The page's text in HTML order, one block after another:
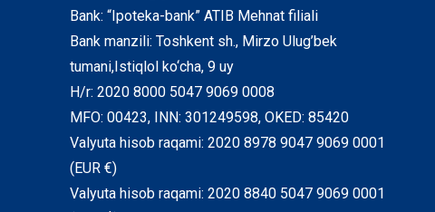
Bank: “Ipoteka-bank” ATIB Mehnat filiali
Bank manzili: Toshkent sh., Mirzo Ulug’bek
tumani,Istiqlol ko‘cha, 9 uy
H/r: 2020 8000 5047 9069 0008
MFO: 00423, INN: 301249598, OKED: 85420
Valyuta hisob raqami: 2020 8978 9047 9069 0001
(EUR €)
Valyuta hisob raqami: 2020 8840 5047 9069 0001